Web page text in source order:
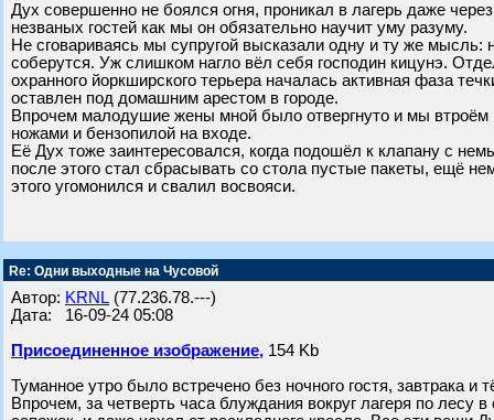
Дух совершенно не боялся огня, проникал в лагерь даже
незваных гостей как мы он обязательно научит уму разуму.
Не сговариваясь мы супругой высказали одну и ту же
соберутся. Уж слишком нагло вёл себя господин кицунэ.
охранного йоркширского терьера началась активная фаза
оставлен под домашним арестом в городе.
Впрочем малодушие жены мной было отвергнуто и мы втроём
ножами и бензопилой на входе.
Её Дух тоже заинтересовался, когда подошёл к клапану с
после этого стал сбрасывать со стола пустые пакеты, ещё
этого угомонился и свалил восвояси.
Re: Одни выходные на Чусовой
Автор: KRNL (77.236.78.---)
Дата: 16-09-24 05:08
Присоединенное изображение, 154 Kb
Туманное утро было встречено без ночного гостя, завтрака и
Впрочем, за четверть часа блуждания вокруг лагеря по